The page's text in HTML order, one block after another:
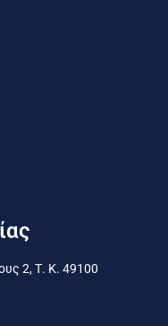
2, Τ. Κ. 49100